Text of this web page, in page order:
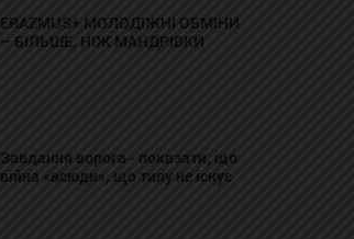
ERAZMUS+ МОЛОДІЖНІ ОБМІНИ
– БІЛЬШЕ, НІЖ МАНДРІВКИ
Завдання ворога - показати, що
війна «всюди», що тилу не існує